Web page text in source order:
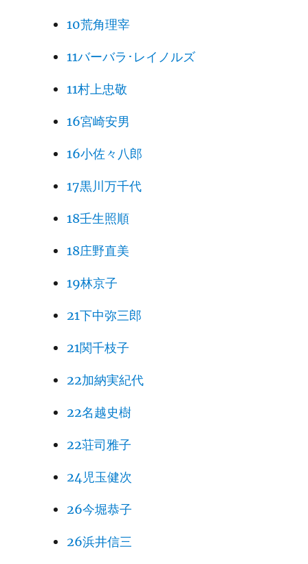
10荒角理宰
11バーバラ･レイノルズ
11村上忠敬
16宮崎安男
16小佐々八郎
17黒川万千代
18壬生照順
18庄野直美
19林京子
21下中弥三郎
21関千枝子
22加納実紀代
22名越史樹
22荘司雅子
24児玉健次
26今堀恭子
26浜井信三